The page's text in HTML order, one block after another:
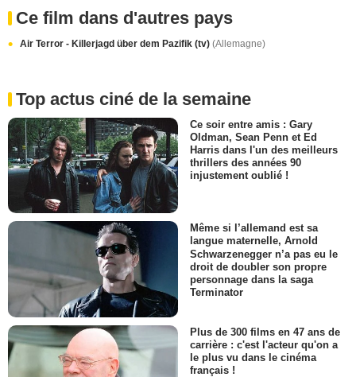
Ce film dans d'autres pays
Air Terror - Killerjagd über dem Pazifik (tv) (Allemagne)
Top actus ciné de la semaine
Ce soir entre amis : Gary
Oldman, Sean Penn et Ed
Harris dans l'un des meilleurs
thrillers des années 90
injustement oublié !
Même si l’allemand est sa
langue maternelle, Arnold
Schwarzenegger n’a pas eu le
droit de doubler son propre
personnage dans la saga
Terminator
Plus de 300 films en 47 ans de
carrière : c'est l'acteur qu'on a
le plus vu dans le cinéma
français !